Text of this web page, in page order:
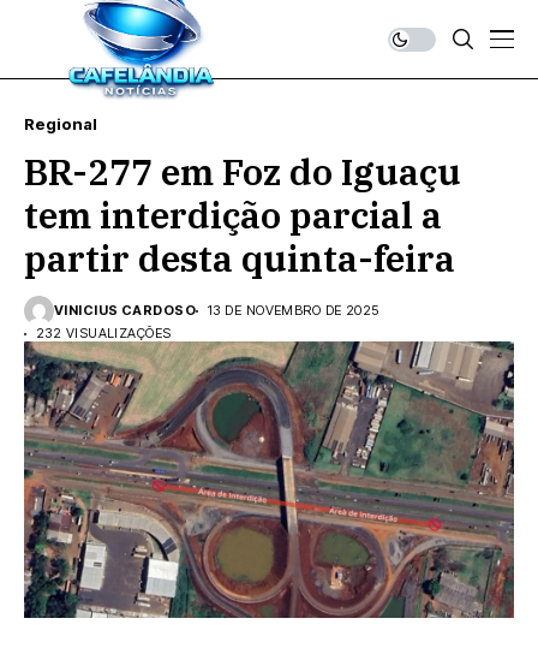
Regional
BR-277 em Foz do Iguaçu
tem interdição parcial a
partir desta quinta-feira
VINICIUS CARDOSO
13 DE NOVEMBRO DE 2025
232 VISUALIZAÇÕES